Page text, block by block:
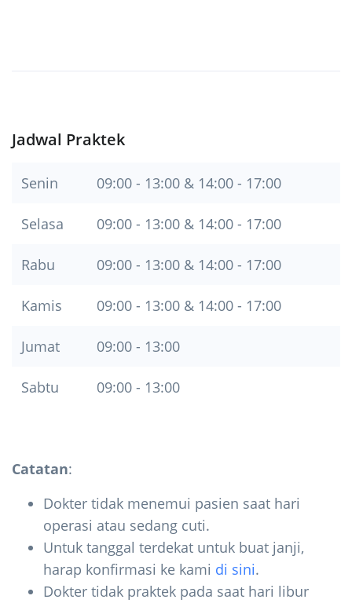
Jadwal Praktek
Senin 09:00 - 13:00 & 14:00 - 17:00
Selasa 09:00 - 13:00 & 14:00 - 17:00
Rabu 09:00 - 13:00 & 14:00 - 17:00
Kamis 09:00 - 13:00 & 14:00 - 17:00
Jumat 09:00 - 13:00
Sabtu 09:00 - 13:00
Catatan:
Dokter tidak menemui pasien saat hari
operasi atau sedang cuti.
Untuk tanggal terdekat untuk buat janji,
harap konfirmasi ke kami di sini.
Dokter tidak praktek pada saat hari libur